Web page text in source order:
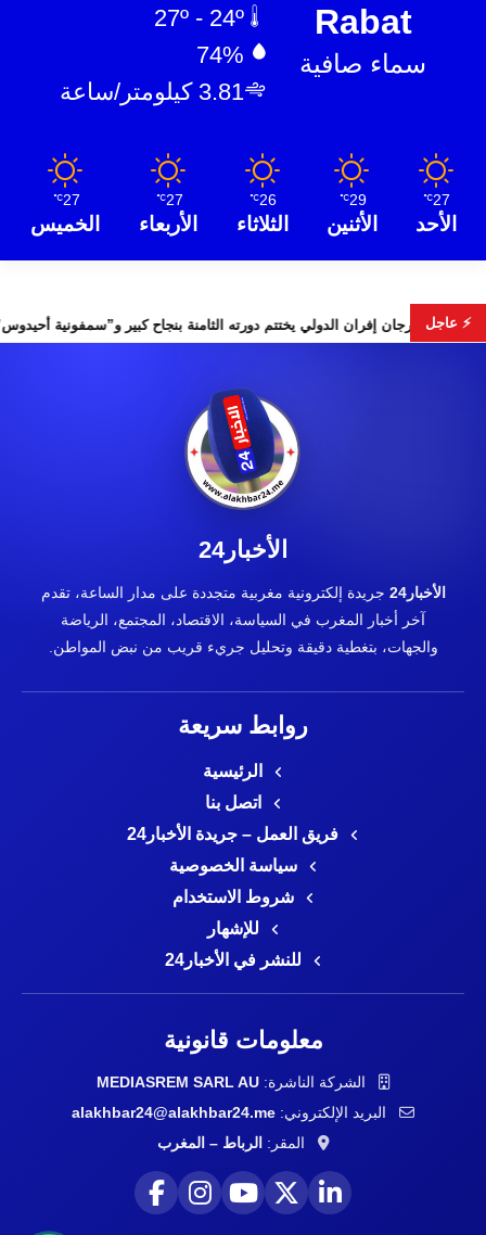
Rabat
سماء صافية
74%
3.81 كيلومتر/ساعة
27
℃
الأحد
29
℃
الأثنين
26
℃
الثلاثاء
27
℃
الأربعاء
27
℃
الخميس
⚡ عاجل
مجلس الأمن مهرجان إفران الدولي يختتم دورته الثامنة بنجاح
الأخبار24
الأخبار24
جريدة إلكترونية مغربية متجددة على مدار الساعة، تقدم
آخر أخبار المغرب في السياسة، الاقتصاد، المجتمع، الرياضة
والجهات، بتغطية دقيقة وتحليل جريء قريب من نبض المواطن.
روابط سريعة
الرئيسية
اتصل بنا
فريق العمل – جريدة الأخبار24
سياسة الخصوصية
شروط الاستخدام
للإشهار
للنشر في الأخبار24
معلومات قانونية
الشركة الناشرة:MEDIASREM SARL AU
البريد الإلكتروني: alakhbar24@alakhbar24.me
المقر: الرباط – المغرب